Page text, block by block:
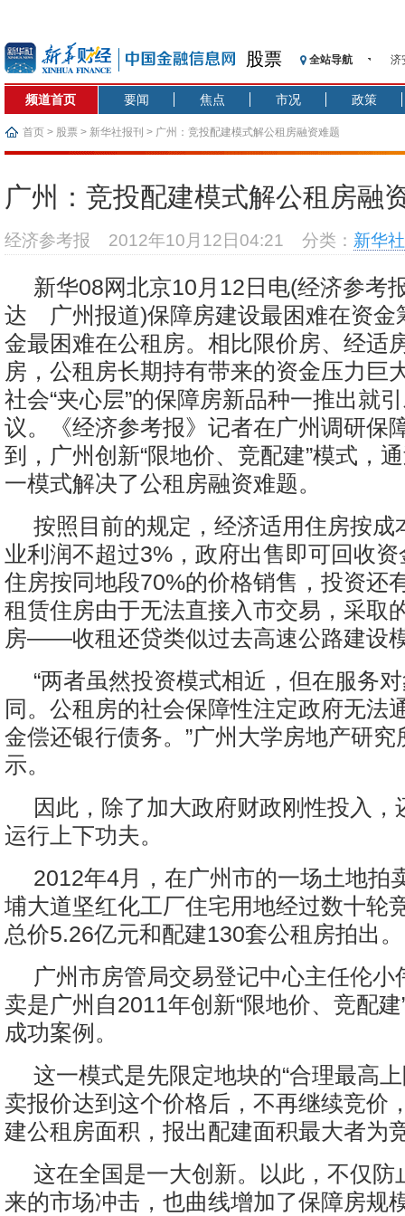
股票 全站导航
济
【
济
在
基
恒
频道首页 要闻 焦点 市况 政策
首页 > 股票 > 新华社报刊 > 广州：竞投配建模式解公租房融资难题
广州：竞投配建模式解公租房融
经济参考报 2012年10月12日04:21 分类： 新华
新华08网北京10月12日电(经济参
达 广州报道)保障房建设最困难在资金
金最困难在公租房。相比限价房、经适
房，公租房长期持有带来的资金压力巨
社会“夹心层”的保障房新品种一推出就
议。《经济参考报》记者在广州调研保
到，广州创新“限地价、竞配建”模式，
一模式解决了公租房融资难题。
按照目前的规定，经济适用住房按成
业利润不超过3%，政府出售即可回收
住房按同地段70%的价格销售，投资还
租赁住房由于无法直接入市交易，采取
房——收租还贷类似过去高速公路建设
“两者虽然投资模式相近，但在服务
同。公租房的社会保障性注定政府无法
金偿还银行债务。”广州大学房地产研究
示。
因此，除了加大政府财政刚性投入，
运行上下功夫。
2012年4月，在广州市的一场土地拍
埔大道坚红化工厂住宅用地经过数十轮
总价5.26亿元和配建130套公租房拍出。
广州市房管局交易登记中心主任伦小
卖是广州自2011年创新“限地价、竞配
成功案例。
这一模式是先限定地块的“合理最高
卖报价达到这个价格后，不再继续竞价
建公租房面积，报出配建面积最大者为
这在全国是一大创新。以此，不仅防
来的市场冲击，也曲线增加了保障房规